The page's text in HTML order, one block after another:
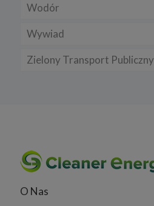
Wodór
Wywiad
Zielony Transport Publiczny
O Nas